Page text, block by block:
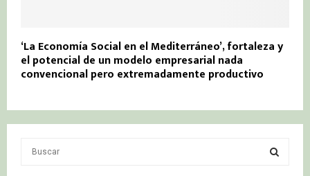
‘La Economía Social en el Mediterráneo’, fortaleza y
el potencial de un modelo empresarial nada
convencional pero extremadamente productivo